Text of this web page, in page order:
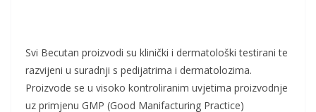
Svi Becutan proizvodi su klinički i dermatološki testirani te
razvijeni u suradnji s pedijatrima i dermatolozima.
Proizvode se u visoko kontroliranim uvjetima proizvodnje
uz primjenu GMP (Good Manifacturing Practice)